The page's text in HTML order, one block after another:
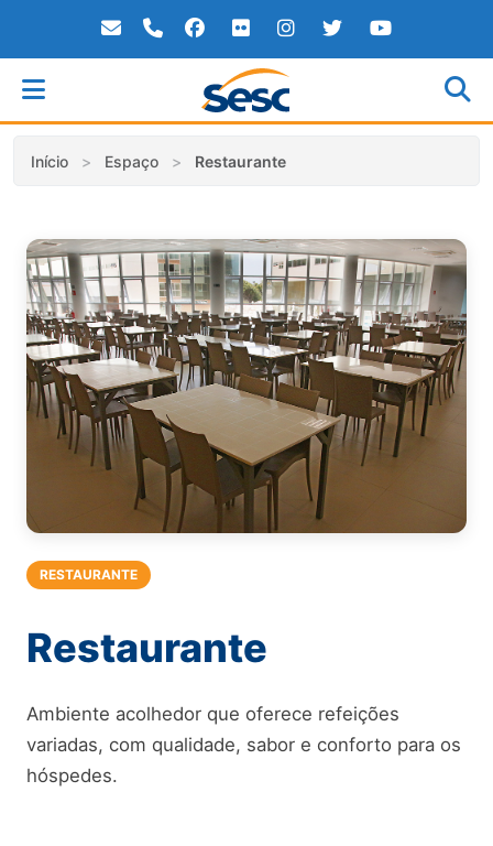
content
Início Espaço Restaurante
RESTAURANTE
Restaurante
Ambiente acolhedor que oferece refeições
variadas, com qualidade, sabor e conforto para os
hóspedes.